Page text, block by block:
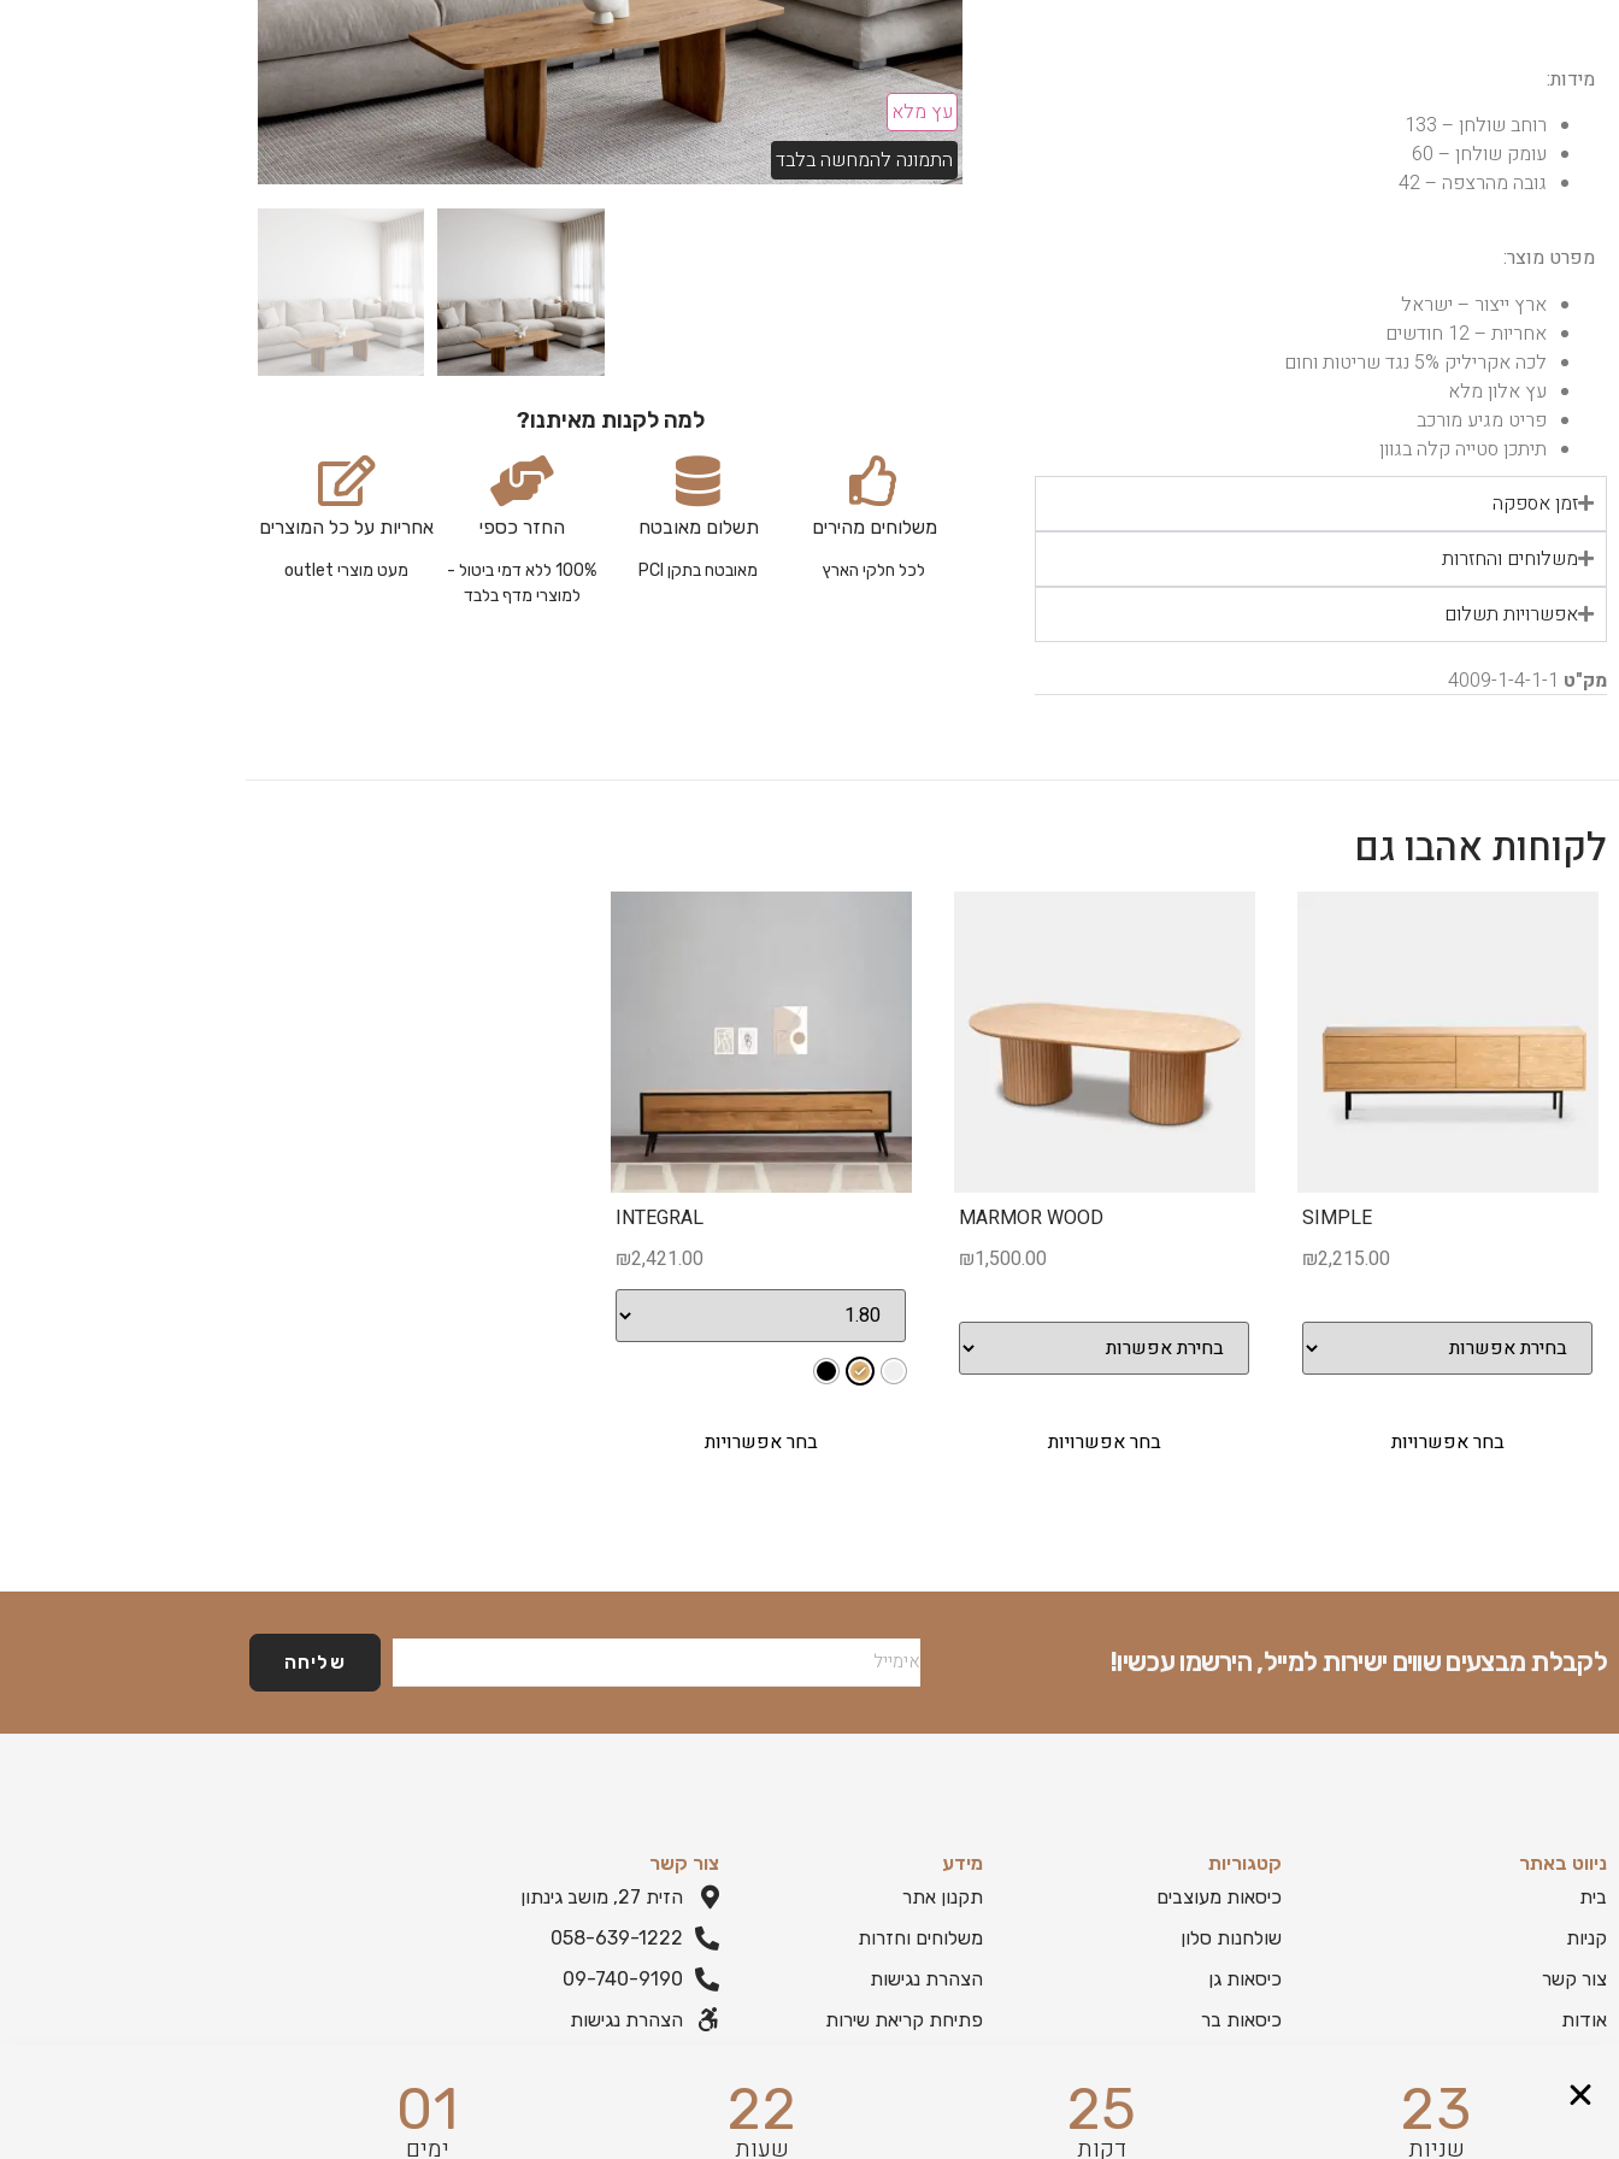
מידות:
רוחב שולחן – 133
עומק שולחן – 60
גובה מהרצפה – 42
מפרט מוצר:
ארץ ייצור – ישראל
אחריות – 12 חודשים
לכה אקריליק 5% נגד שריטות וחום
עץ אלון מלא
פריט מגיע מורכב
תיתכן סטייה קלה בגוון
זמן אספקה
משלוחים והחזרות
אפשרויות תשלום
מק"ט 4009-1-4-1-1
עץ מלא
התמונה להמחשה בלבד
למה לקנות מאיתנו?
משלוחים מהירים
לכל חלקי הארץ
תשלום מאובטח
מאובטח בתקן PCI
החזר כספי
100% ללא דמי ביטול -
למוצרי מדף בלבד
אחריות על כל המוצרים
מעט מוצרי outlet
לקוחות אהבו גם
SIMPLE
₪2,215.00
בחר אפשרויות
MARMOR WOOD
₪1,500.00
בחר אפשרויות
INTEGRAL
₪2,421.00
בחר אפשרויות
לקבלת מבצעים שווים ישירות למייל, הירשמו עכשיו! שליחה
ניווט באתר
בית
קניות
צור קשר
אודות
מפת אתר
קטגוריות
כיסאות מעוצבים
שולחנות סלון
כיסאות גן
כיסאות בר
מידע
תקנון אתר
משלוחים וחזרות
הצהרת נגישות
פתיחת קריאת שירות
צור קשר
הזית 27, מושב גינתון
058-639-1222
09-740-9190
הצהרת נגישות
01
ימים
22
שעות
25
דקות
22
שניות